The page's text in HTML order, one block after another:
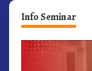
Info Seminar